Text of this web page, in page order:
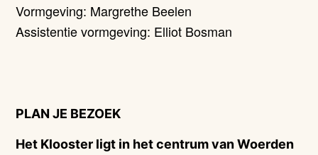
Vormgeving: Margrethe Beelen
Assistentie vormgeving: Elliot Bosman
PLAN JE BEZOEK
Het Klooster ligt in het centrum van Woerden